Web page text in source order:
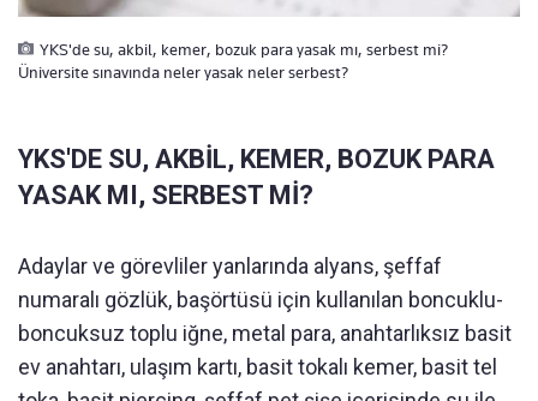
YKS'de su, akbil, kemer, bozuk para yasak mı, serbest mi?
Üniversite sınavında neler yasak neler serbest?
YKS'DE SU, AKBİL, KEMER, BOZUK PARA
YASAK MI, SERBEST Mİ?
Adaylar ve görevliler yanlarında alyans, şeffaf
numaralı gözlük, başörtüsü için kullanılan boncuklu-
boncuksuz toplu iğne, metal para, anahtarlıksız basit
ev anahtarı, ulaşım kartı, basit tokalı kemer, basit tel